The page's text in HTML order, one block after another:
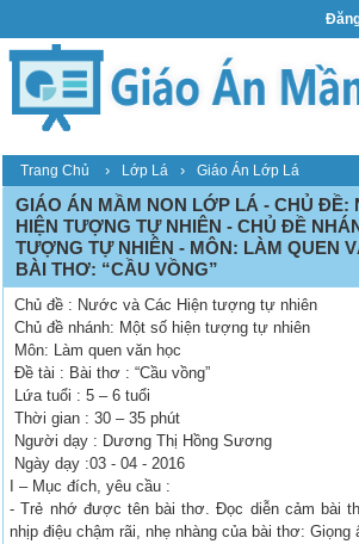
Trang Chủ › Lớp Lá › Giáo Án Lớp Lá
GIÁO ÁN MẦM NON LỚP LÁ - CHỦ ĐỀ:
HIỆN TƯỢNG TỰ NHIÊN - CHỦ ĐỀ
TƯỢNG TỰ NHIÊN - MÔN: LÀM QUEN
BÀI THƠ: “CẦU VỒNG”
Chủ đề : Nước và Các Hiện tượng tự nhiên
Chủ đề nhánh: Một số hiện tượng tự nhiên
Môn: Làm quen văn học
Đề tài : Bài thơ : “Cầu vồng”
Lứa tuổi : 5 – 6 tuổi
Thời gian : 30 – 35 phút
Người dạy : Dương Thị Hồng Sương
Ngày dạy :03 - 04 - 2016
I – Mục đích, yêu cầu :
- Trẻ nhớ được tên bài thơ. Đọc diễn cảm bài
nhịp điệu chậm rãi, nhẹ nhàng của bài thơ: Giọng